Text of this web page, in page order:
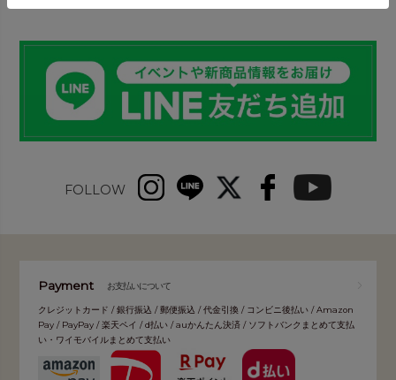
FOLLOW
Payment お支払いについて
クレジットカード / 銀行振込 / 郵便振込 / 代金引換 / コンビニ後払い / Amazon
Pay / PayPay / 楽天ペイ / d払い / auかんたん決済 / ソフトバンクまとめて支払
い・ワイモバイルまとめて支払い